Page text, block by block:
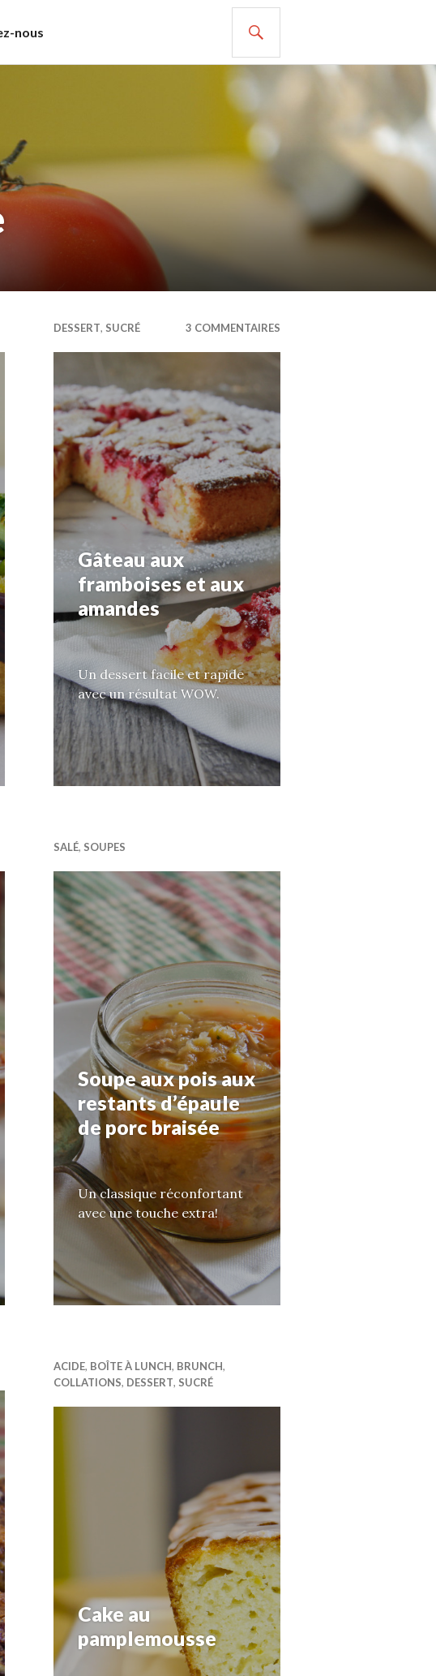
nous
DESSERT, SUCRÉ 3 COMMENTAIRES
Gâteau aux
framboises et aux
amandes
Un dessert facile et rapide
avec un résultat WOW.
SALÉ, SOUPES
Soupe aux pois aux
restants d’épaule
de porc braisée
Un classique réconfortant
avec une touche extra!
ACIDE, BOÎTE À LUNCH, BRUNCH,
COLLATIONS, DESSERT, SUCRÉ
Cake au
pamplemousse